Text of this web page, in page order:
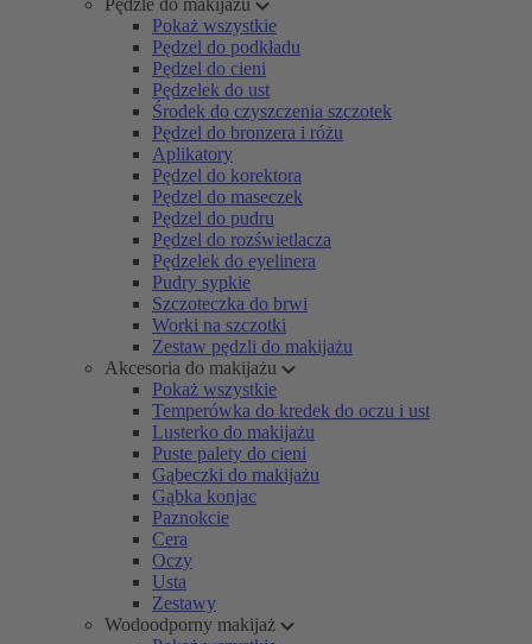
Pędzle do makijażu
Pokaż wszystkie
Pędzel do podkładu
Pędzel do cieni
Pędzelek do ust
Środek do czyszczenia szczotek
Pędzel do bronzera i różu
Aplikatory
Pędzel do korektora
Pędzel do maseczek
Pędzel do pudru
Pędzel do rozświetlacza
Pędzelek do eyelinera
Pudry sypkie
Szczoteczka do brwi
Worki na szczotki
Zestaw pędzli do makijażu
Akcesoria do makijażu
Pokaż wszystkie
Temperówka do kredek do oczu i ust
Lusterko do makijażu
Puste palety do cieni
Gąbeczki do makijażu
Gąbka konjac
Paznokcie
Cera
Oczy
Usta
Zestawy
Wodoodporny makijaż